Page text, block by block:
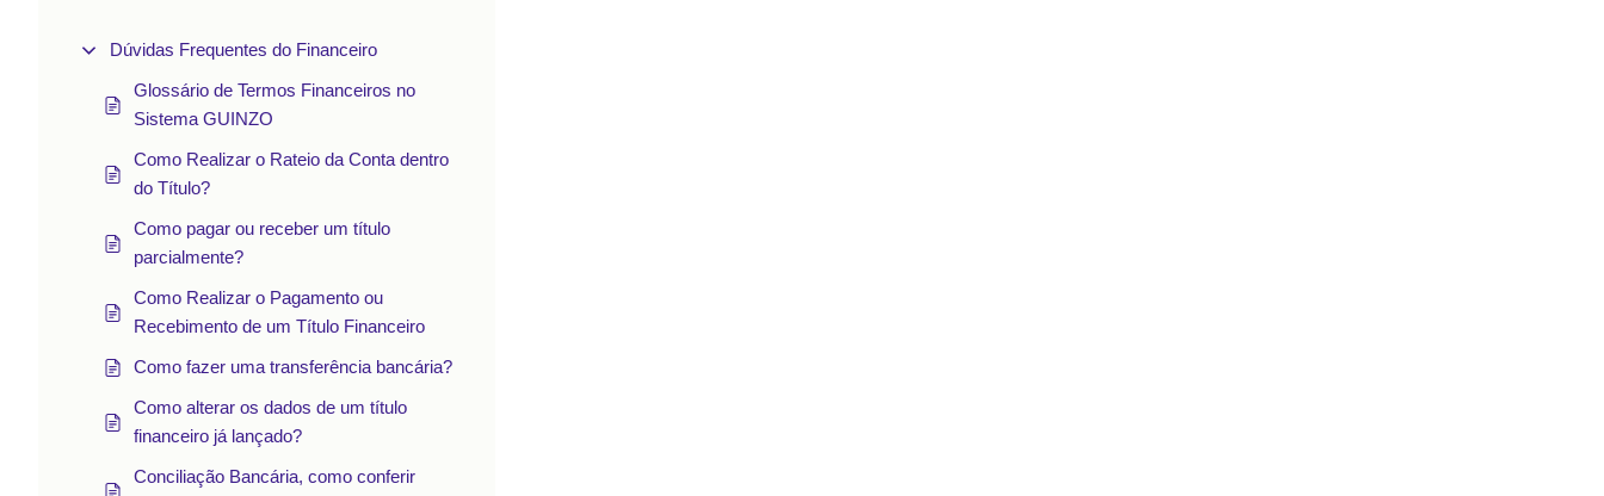
Dúvidas Frequentes do Financeiro
Glossário de Termos Financeiros no
Sistema GUINZO
Como Realizar o Rateio da Conta dentro
do Título?
Como pagar ou receber um título
parcialmente?
Como Realizar o Pagamento ou
Recebimento de um Título Financeiro
Como fazer uma transferência bancária?
Como alterar os dados de um título
financeiro já lançado?
Conciliação Bancária, como conferir